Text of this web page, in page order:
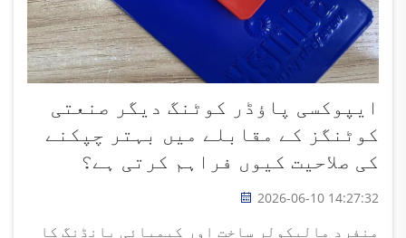
ایپوکسی پاؤڈر کوٹنگ دیگر صنعتی
کوٹنگز کے مقابلے میں بہتر چپکنے
کی صلاحیت کیوں فراہم کرتی ہے؟
2026-06-10 14:27:32
منفرد مالیکولر ساخت اور کیمیائی بانڈنگ کا